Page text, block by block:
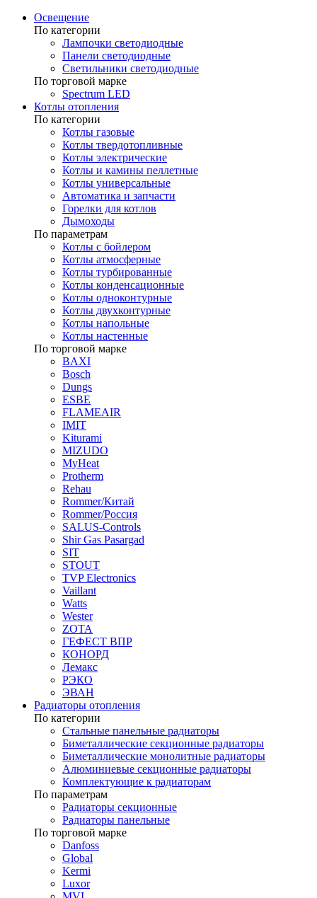
Освещение
По категории
Лампочки светодиодные
Панели светодиодные
Светильники светодиодные
По торговой марке
Spectrum LED
Котлы отопления
По категории
Котлы газовые
Котлы твердотопливные
Котлы электрические
Котлы и камины пеллетные
Котлы универсальные
Автоматика и запчасти
Горелки для котлов
Дымоходы
По параметрам
Котлы с бойлером
Котлы атмосферные
Котлы турбированные
Котлы конденсационные
Котлы одноконтурные
Котлы двухконтурные
Котлы напольные
Котлы настенные
По торговой марке
BAXI
Bosch
Dungs
ESBE
FLAMEAIR
IMIT
Kiturami
MIZUDO
MyHeat
Protherm
Rehau
Rommer/Китай
Rommer/Россия
SALUS-Controls
Shir Gas Pasargad
SIT
STOUT
TVP Electronics
Vaillant
Watts
Wester
ZOTA
ГЕФЕСТ ВПР
КОНОРД
Лемакс
РЭКО
ЭВАН
Радиаторы отопления
По категории
Стальные панельные радиаторы
Биметаллические секционные радиаторы
Биметаллические монолитные радиаторы
Алюминиевые секционные радиаторы
Комплектующие к радиаторам
По параметрам
Радиаторы секционные
Радиаторы панельные
По торговой марке
Danfoss
Global
Kermi
Luxor